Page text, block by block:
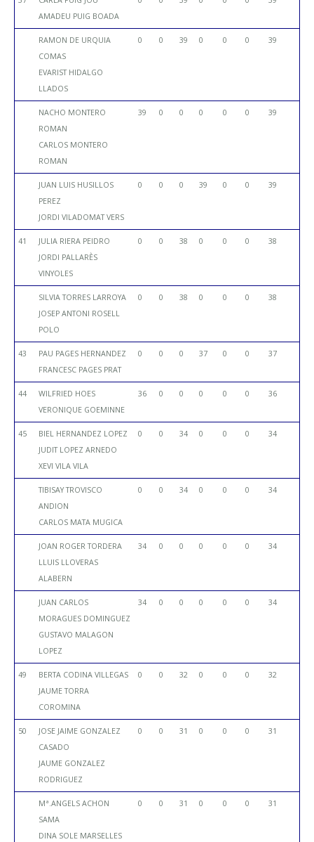
AMADEU PUIG BOADA
RAMON DE URQUIA
COMAS
EVARIST HIDALGO
LLADOS
0 0 39 0 0 0 39
NACHO MONTERO
ROMAN
CARLOS MONTERO
ROMAN
39 0 0 0 0 0 39
JUAN LUIS HUSILLOS
PEREZ
JORDI VILADOMAT VERS
0 0 0 39 0 0 39
41
JULIA RIERA PEIDRO
JORDI PALLARÈS
VINYOLES
0 0 38 0 0 0 38
SILVIA TORRES LARROYA
JOSEP ANTONI ROSELL
POLO
0 0 38 0 0 0 38
43
PAU PAGES HERNANDEZ
FRANCESC PAGES PRAT
0 0 0 37 0 0 37
44
WILFRIED HOES
VERONIQUE GOEMINNE
36 0 0 0 0 0 36
45
BIEL HERNANDEZ LOPEZ
JUDIT LOPEZ ARNEDO
XEVI VILA VILA
0 0 34 0 0 0 34
TIBISAY TROVISCO
ANDION
CARLOS MATA MUGICA
0 0 34 0 0 0 34
JOAN ROGER TORDERA
LLUIS LLOVERAS
ALABERN
34 0 0 0 0 0 34
JUAN CARLOS
MORAGUES DOMINGUEZ
GUSTAVO MALAGON
LOPEZ
34 0 0 0 0 0 34
49
BERTA CODINA VILLEGAS
JAUME TORRA
COROMINA
0 0 32 0 0 0 32
50
JOSE JAIME GONZALEZ
CASADO
JAUME GONZALEZ
RODRIGUEZ
0 0 31 0 0 0 31
Mª.ANGELS ACHON
SAMA
DINA SOLE MARSELLES
0 0 31 0 0 0 31